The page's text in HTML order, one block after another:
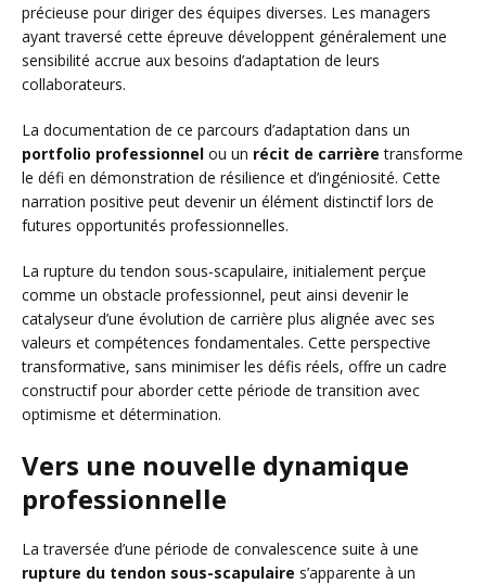
précieuse pour diriger des équipes diverses. Les managers
ayant traversé cette épreuve développent généralement une
sensibilité accrue aux besoins d’adaptation de leurs
collaborateurs.
La documentation de ce parcours d’adaptation dans un
portfolio professionnel ou un récit de carrière transforme
le défi en démonstration de résilience et d’ingéniosité. Cette
narration positive peut devenir un élément distinctif lors de
futures opportunités professionnelles.
La rupture du tendon sous-scapulaire, initialement perçue
comme un obstacle professionnel, peut ainsi devenir le
catalyseur d’une évolution de carrière plus alignée avec ses
valeurs et compétences fondamentales. Cette perspective
transformative, sans minimiser les défis réels, offre un cadre
constructif pour aborder cette période de transition avec
optimisme et détermination.
Vers une nouvelle dynamique
professionnelle
La traversée d’une période de convalescence suite à une
rupture du tendon sous-scapulaire s’apparente à un